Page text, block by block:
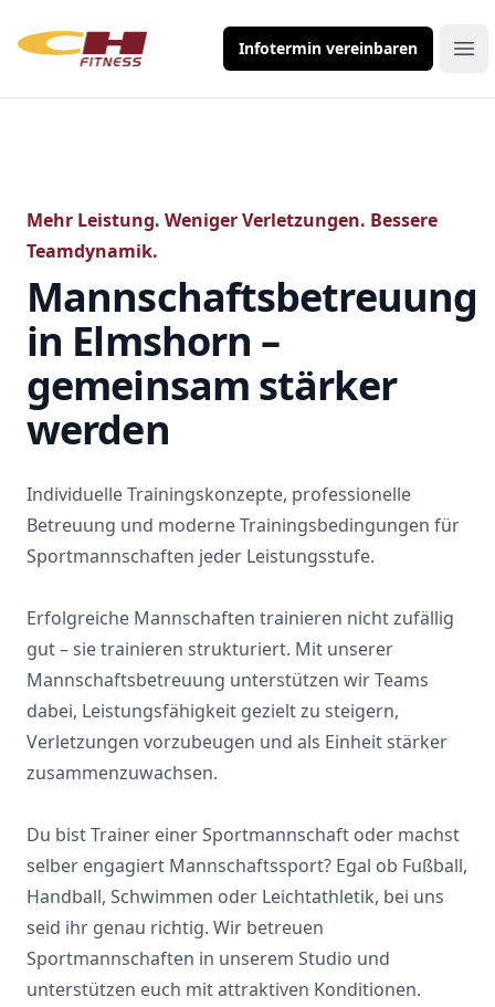
Infotermin vereinbaren
Mehr Leistung. Weniger Verletzungen. Bessere
Teamdynamik.
Mannschaftsbetreuung
in Elmshorn –
gemeinsam stärker
werden
Individuelle Trainingskonzepte, professionelle
Betreuung und moderne Trainingsbedingungen für
Sportmannschaften jeder Leistungsstufe.
Erfolgreiche Mannschaften trainieren nicht zufällig
gut – sie trainieren strukturiert. Mit unserer
Mannschaftsbetreuung unterstützen wir Teams
dabei, Leistungsfähigkeit gezielt zu steigern,
Verletzungen vorzubeugen und als Einheit stärker
zusammenzuwachsen.
Du bist Trainer einer Sportmannschaft oder machst
selber engagiert Mannschaftssport? Egal ob Fußball,
Handball, Schwimmen oder Leichtathletik, bei uns
seid ihr genau richtig. Wir betreuen
Sportmannschaften in unserem Studio und
unterstützen euch mit attraktiven Konditionen.